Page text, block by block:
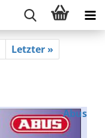
Letzter »
Abus